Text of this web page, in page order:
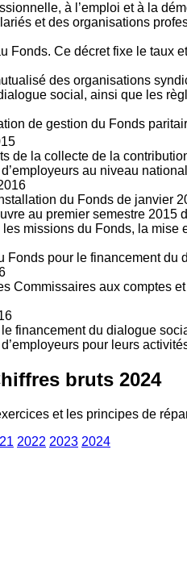
à l’emploi et à la
et des organisations
Fonds. Ce décret fixe le taux
des organisations
social, ainsi que les
de gestion du Fonds
de la collecte de la
au niveau
du Fonds de janvier
au premier semestre 2015
missions du Fonds, la
Fonds pour le financement du
Commissaires aux comptes
financement du dialogue
pour leurs
bruts 2024
et les principes de
2022 2023 2024